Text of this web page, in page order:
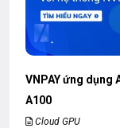
VNPAY ứng dụng
A100
Cloud GPU